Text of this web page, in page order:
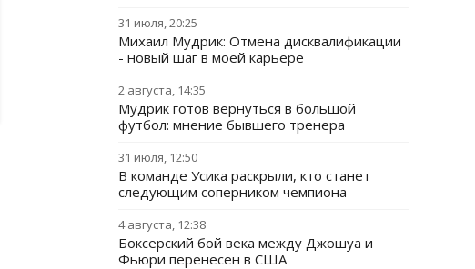
31 июля, 20:25
Михаил Мудрик: Отмена дисквалификации
- новый шаг в моей карьере
2 августа, 14:35
Мудрик готов вернуться в большой
футбол: мнение бывшего тренера
31 июля, 12:50
В команде Усика раскрыли, кто станет
следующим соперником чемпиона
4 августа, 12:38
Боксерский бой века между Джошуа и
Фьюри перенесен в США